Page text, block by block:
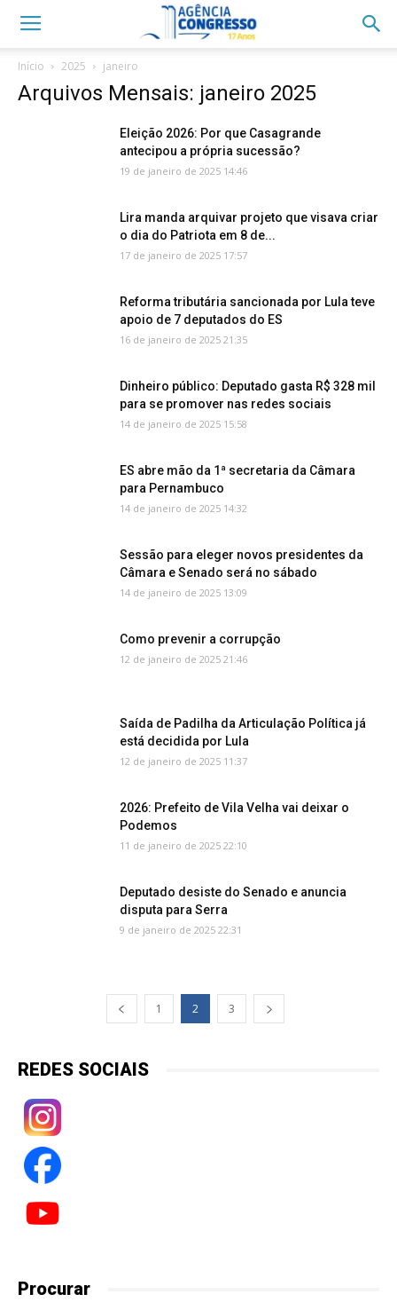
Início 2025 janeiro
Arquivos Mensais: janeiro 2025
Eleição 2026: Por que Casagrande
antecipou a própria sucessão?
19 de janeiro de 2025 14:46
Lira manda arquivar projeto que visava criar
o dia do Patriota em 8 de...
17 de janeiro de 2025 17:57
Reforma tributária sancionada por Lula teve
apoio de 7 deputados do ES
16 de janeiro de 2025 21:35
Dinheiro público: Deputado gasta R$ 328 mil
para se promover nas redes sociais
14 de janeiro de 2025 15:58
ES abre mão da 1ª secretaria da Câmara
para Pernambuco
14 de janeiro de 2025 14:32
Sessão para eleger novos presidentes da
Câmara e Senado será no sábado
14 de janeiro de 2025 13:09
Como prevenir a corrupção
12 de janeiro de 2025 21:46
Saída de Padilha da Articulação Política já
está decidida por Lula
12 de janeiro de 2025 11:37
2026: Prefeito de Vila Velha vai deixar o
Podemos
11 de janeiro de 2025 22:10
Deputado desiste do Senado e anuncia
disputa para Serra
9 de janeiro de 2025 22:31
1 2 3
REDES SOCIAIS
Procurar